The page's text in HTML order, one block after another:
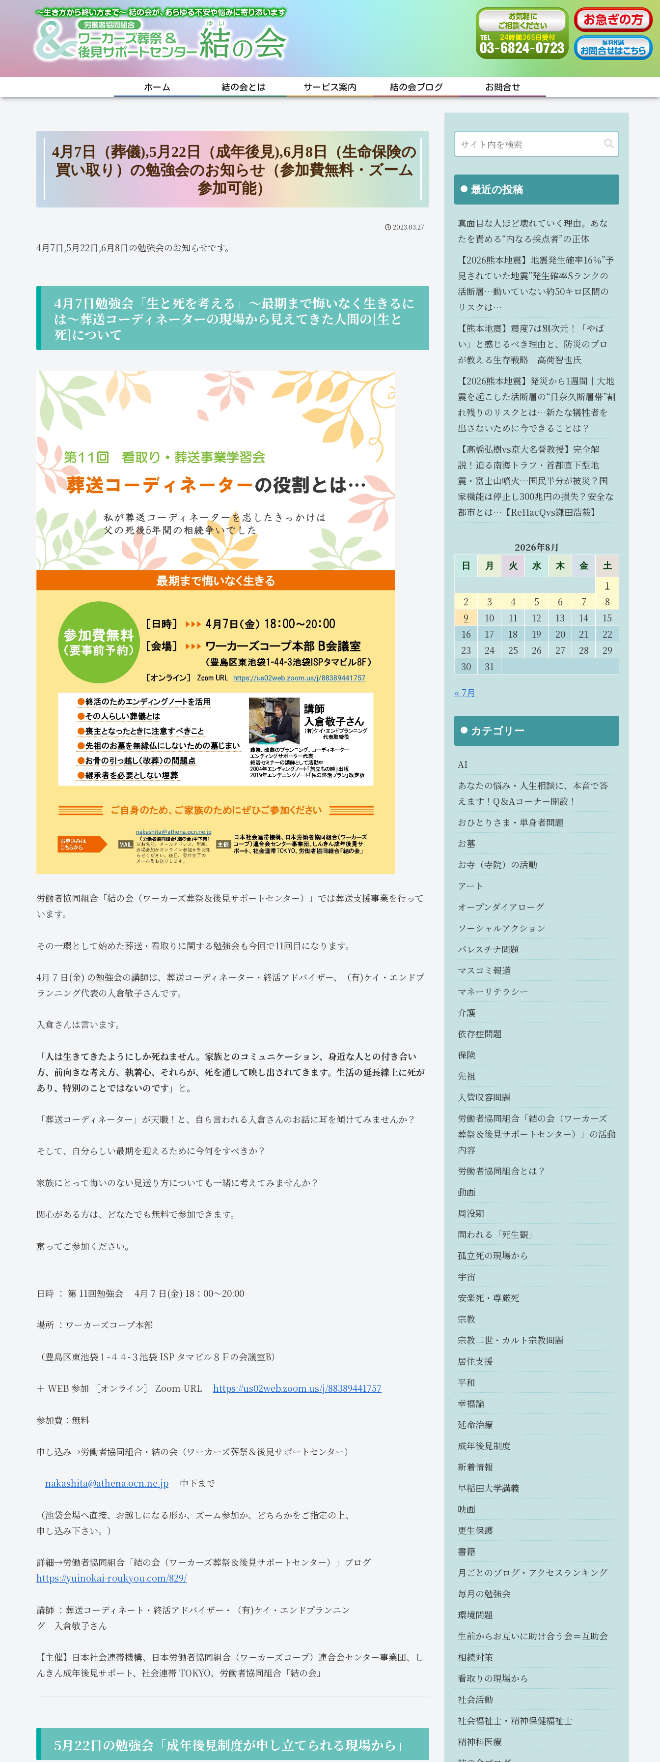
ホーム 結の会とは サービス案内 結の会ブログ お問合せ
4月7日（葬儀),5月22日（成年後見),6月8日（生命保険の
買い取り）の勉強会のお知らせ（参加費無料・ズーム
参加可能）
2023.03.27
4月7日,5月22日,6月8日の勉強会のお知らせです。
4月7日勉強会「生と死を考える」～最期まで悔いなく生きるに
は～葬送コーディネーターの現場から見えてきた人間の[生と
死]について
労働者協同組合「結の会（ワーカーズ葬祭＆後見サポートセンター）」では葬送支援事業を行って
います。
その一環として始めた葬送・看取りに関する勉強会も今回で11回目になります。
4月 7 日(金) の勉強会の講師は、葬送コーディネーター・終活アドバイザー、（有)ケイ・エンドプ
ランニング代表の入倉敬子さんです。
入倉さんは言います。
「人は生きてきたようにしか死ねません。家族とのコミュニケーション、身近な人との付き合い
方、前向きな考え方、執着心、それらが、死を通して映し出されてきます。生活の延長線上に死が
あり、特別のことではないのです」
と。
「葬送コーディネーター」が天職！と、自ら言われる入倉さんのお話に耳を傾けてみませんか？
そして、自分らしい最期を迎えるために今何をすべきか？
家族にとって悔いのない見送り方についても一緒に考えてみませんか？
関心がある方は、どなたでも無料で参加できます。
奮ってご参加ください。
日時 ： 第 11回勉強会 4月 7 日(金) 18：00～20:00
場所 ：ワーカーズコープ本部
（豊島区東池袋１-４４-３池袋 ISP タマビル８Ｆの会議室B）
＋ WEB 参加 ［オンライン］ Zoom URL https://us02web.zoom.us/j/88389441757
参加費：無料
申し込み→労働者協同組合・結の会（ワーカーズ葬祭＆後見サポートセンター）
nakashita@athena.ocn.ne.jp 中下まで
（池袋会場へ直接、お越しになる形か、ズーム参加か、どちらかをご指定の上、
申し込み下さい。）
詳細→労働者協同組合「結の会（ワーカーズ葬祭＆後見サポートセンター）」ブログ
https://yuinokai-roukyou.com/829/
講師 ：葬送コーディネート・終活アドバイザー・（有)ケイ・エンドプランニン
グ 入倉敬子さん
【主催】日本社会連帯機構、日本労働者協同組合（ワーカーズコープ）連合会センター事業団、し
んきん成年後見サポート、社会連帯 TOKYO、労働者協同組合「結の会」
5月22日の勉強会「成年後見制度が申し立てられる現場から」
最近の投稿
真面目な人ほど壊れていく理由。あな
たを責める“内なる採点者”の正体
【2026熊本地震】地震発生確率16％”予
見されていた地震”発生確率Sランクの
活断層…動いていない約50キロ区間の
リスクは…
【熊本地震】震度7は別次元！「やば
い」と感じるべき理由と、防災のプロ
が教える生存戦略 高荷智也氏
【2026熊本地震】発災から1週間｜大地
震を起こした活断層の“日奈久断層帯”割
れ残りのリスクとは…新たな犠牲者を
出さないために今できることは？
【高橋弘樹vs京大名誉教授】完全解
説！迫る南海トラフ・首都直下型地
震・富士山噴火…国民半分が被災？国
家機能は停止し300兆円の損失？安全な
都市とは…【ReHacQvs鎌田浩毅】
2026年8月
日 月 火 水 木 金 土
1
2
3 4 5 6 7
8
9
10 11 12 13 14
15
16
17 18 19 20 21
22
23
24 25 26 27 28
29
30
31
« 7月
カテゴリー
AI
あなたの悩み・人生相談に、本音で答
えます！Q＆Aコーナー開設！
おひとりさま・単身者問題
お墓
お寺（寺院）の活動
アート
オープンダイアローグ
ソーシャルアクション
パレスチナ問題
マスコミ報道
マネーリテラシー
介護
依存症問題
保険
先祖
入管収容問題
労働者協同組合「結の会（ワーカーズ
葬祭＆後見サポートセンター）」の活動
内容
労働者協同組合とは？
動画
周没期
問われる「死生観」
孤立死の現場から
宇宙
安楽死・尊厳死
宗教
宗教二世・カルト宗教問題
居住支援
平和
幸福論
延命治療
成年後見制度
新着情報
早稲田大学講義
映画
更生保護
書籍
月ごとのブログ・アクセスランキング
毎月の勉強会
環境問題
生前からお互いに助け合う会＝互助会
相続対策
看取りの現場から
社会活動
社会福祉士・精神保健福祉士
精神科医療